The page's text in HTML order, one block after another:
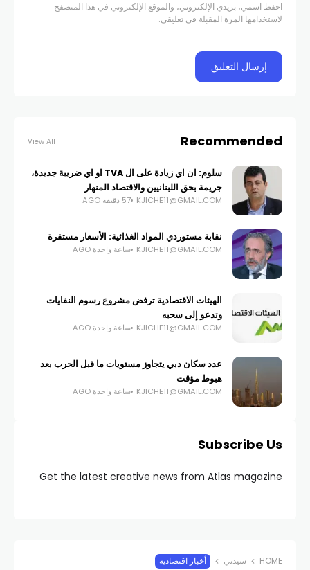
احفظ اسمي، بريدي الإلكتروني، والموقع الإلكتروني في هذا المتصفح
لاستخدامها المرة المقبلة في تعليقي.
Recommended
View All
سلوم: ان اي زيادة على ال TVA او اي ضريبة جديدة،
جريمة بحق اللبنانيين والاقتصاد المنهار
KJICHE11@GMAIL.COM 57 دقيقة AGO
نقابة مستوردي المواد الغذائية: الأسعار مستقرة
KJICHE11@GMAIL.COM ساعة واحدة AGO
الهيئات الاقتصادية ترفض مشروع رسوم النفايات
وتدعو إلى سحبه
KJICHE11@GMAIL.COM ساعة واحدة AGO
عدد سكان دبي يتجاوز مستويات ما قبل الحرب بعد
هبوط مؤقت
KJICHE11@GMAIL.COM ساعة واحدة AGO
Subscribe Us
Get the latest creative news from Atlas magazine
HOME سيدتي أخبار اقتصادية